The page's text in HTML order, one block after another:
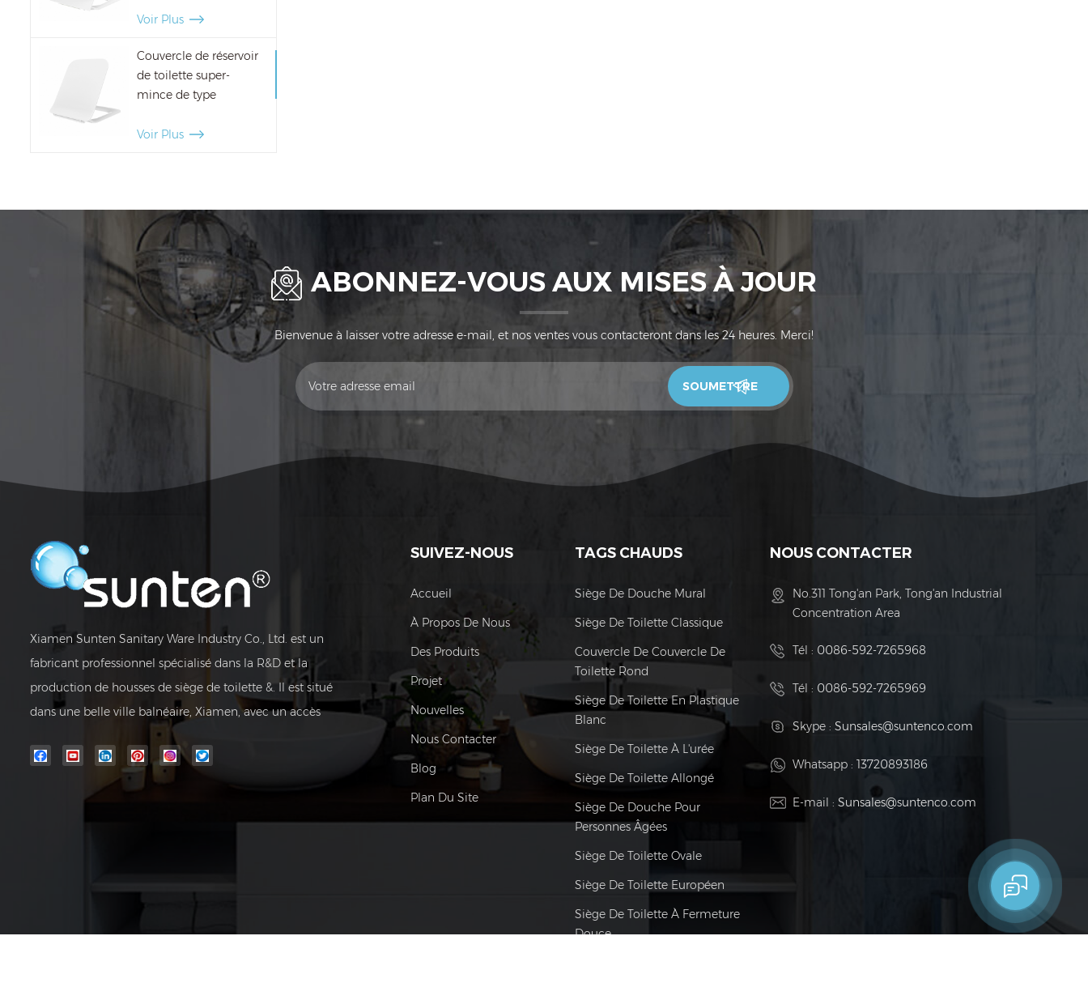
Voir Plus
Couvercle de réservoir
de toilette super-
mince de type
toilette ultra-mince
Voir Plus
ABONNEZ-VOUS AUX MISES À JOUR
Bienvenue à laisser votre adresse e-mail, et nos ventes vous contacteront dans les 24 heures. Merci!
Xiamen Sunten Sanitary Ware Industry Co., Ltd. est un
fabricant professionnel spécialisé dans la R&D et la
production de housses de siège de toilette &. Il est situé
dans une belle ville balnéaire, Xiamen, avec un accès
pratique aux transports.
SUIVEZ-NOUS
Accueil
À Propos De Nous
Des Produits
Projet
Nouvelles
Nous Contacter
Blog
Plan Du Site
TAGS CHAUDS
Siège De Douche Mural
Siège De Toilette Classique
Couvercle De Couvercle De
Toilette Rond
Siège De Toilette En Plastique
Blanc
Siège De Toilette À L'urée
Siège De Toilette Allongé
Siège De Douche Pour
Personnes Âgées
Siège De Toilette Ovale
Siège De Toilette Européen
Siège De Toilette À Fermeture
Douce
NOUS CONTACTER
No.311 Tong'an Park, Tong'an Industrial
Concentration Area
Tél : 0086-592-7265968
Tél : 0086-592-7265969
Skype :Sunsales@suntenco.com
Whatsapp :13720893186
E-mail :Sunsales@suntenco.com